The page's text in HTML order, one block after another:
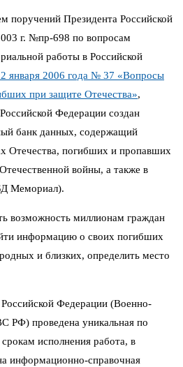
поручений Президента Российской
г. №пр-698 по вопросам
работы в Российской
января 2006 года № 37 «Вопросы
при защите Отечества»,
Федерации создан
банк данных, содержащий
Отечества, погибших и пропавших
войны, а также в
Мемориал).
возможность миллионам граждан
информацию о своих погибших
и близких, определить место
Федерации (Военно-
РФ) проведена уникальная по
исполнения работа, в
информационно-справочная